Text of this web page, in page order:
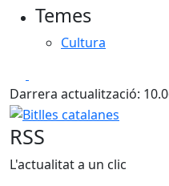
Temes
Cultura
Darrera actualització:
Bitlles catalanes
RSS
L'actualitat a un clic